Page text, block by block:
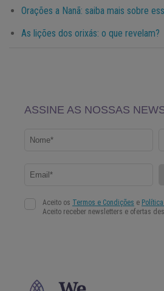
Orações a Nanã: saiba mais sobre
As lições dos orixás: o que revelam?